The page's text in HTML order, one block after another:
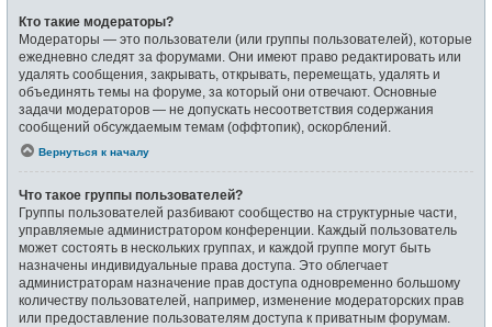
Кто такие модераторы?
Модераторы — это пользователи (или группы пользователей), которые
ежедневно следят за форумами. Они имеют право редактировать или
удалять сообщения, закрывать, открывать, перемещать, удалять и
объединять темы на форуме, за который они отвечают. Основные
задачи модераторов — не допускать несоответствия содержания
сообщений обсуждаемым темам (оффтопик), оскорблений.
Вернуться к началу
Что такое группы пользователей?
Группы пользователей разбивают сообщество на структурные части,
управляемые администратором конференции. Каждый пользователь
может состоять в нескольких группах, и каждой группе могут быть
назначены индивидуальные права доступа. Это облегчает
администраторам назначение прав доступа одновременно большому
количеству пользователей, например, изменение модераторских прав
или предоставление пользователям доступа к приватным форумам.